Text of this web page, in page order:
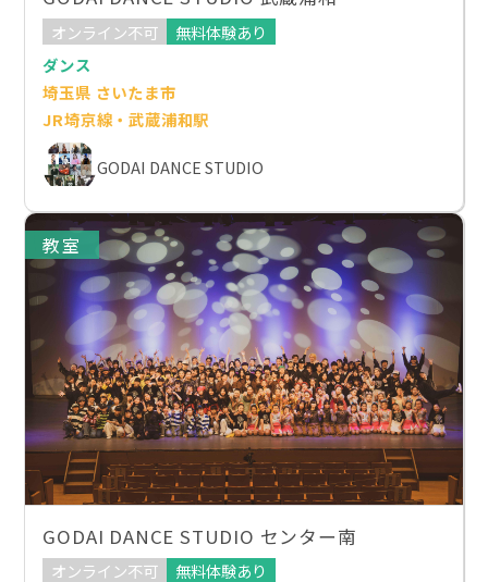
オンライン不可
無料体験あり
ダンス
埼玉県 さいたま市
JR埼京線・武蔵浦和駅
GODAI DANCE STUDIO
教室
GODAI DANCE STUDIO センター南
オンライン不可
無料体験あり